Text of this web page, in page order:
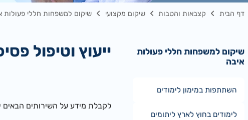
דף הבית קצבאות והטבות שיקום מקצועי שיקום למשפחות חללי פעולות
שיקום למשפחות חללי פעולות
איבה
השתתפות במימון לימודים
לימודים בחוץ לארץ ליתומים
ייעוץ וטיפול
לקבלת מידע על השירותים הבאים